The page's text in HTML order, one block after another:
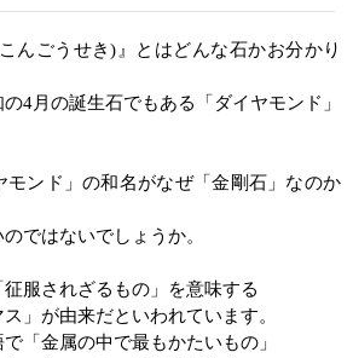
こんごうせき) 』とはどんな石かお分かり
の4月の誕生石でもある「ダイヤモンド」
モンド」の和名がなぜ「金剛石」なのか
ではないでしょうか。
服されざるもの」を意味する
」が由来だといわれています。
「金属の中で最もかたいもの」